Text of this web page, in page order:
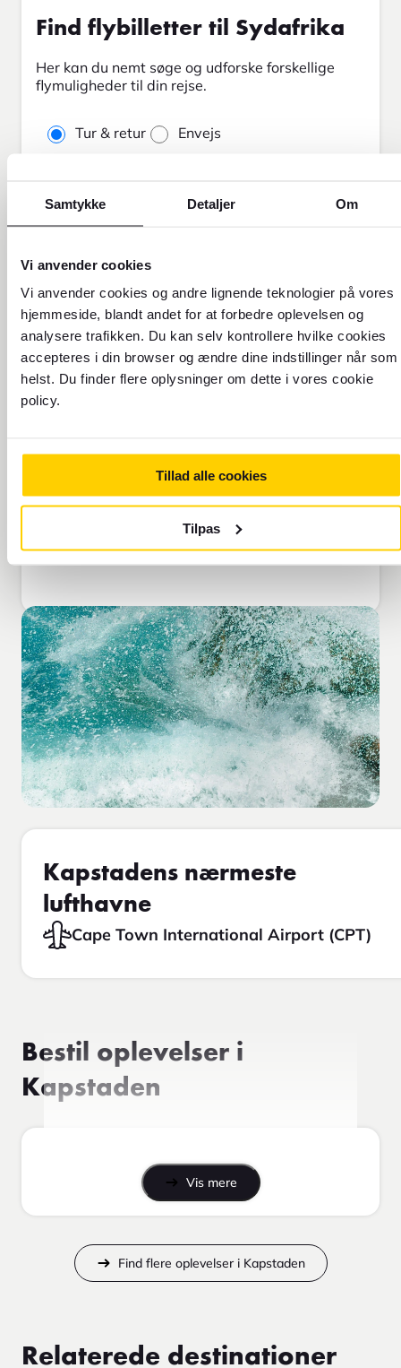
Samtykke Detaljer Om
Vi anvender cookies
Vi anvender cookies og andre lignende teknologier på vores
hjemmeside, blandt andet for at forbedre oplevelsen og
analysere trafikken. Du kan selv kontrollere hvilke cookies
accepteres i din browser og ændre dine indstillinger når som
helst. Du finder flere oplysninger om dette i vores cookie
policy.
Tillad alle cookies
Tilpas
Find flybilletter til Sydafrika
Her kan du nemt søge og udforske forskellige
flymuligheder til din rejse.
Tur & retur Envejs
Til
Rejsedato
7.8.2026
Retur
Rejsende
Søg
Kapstadens nærmeste
lufthavne
Cape Town International Airport (CPT)
Bestil oplevelser i
Kapstaden
Vis mere
Find flere oplevelser i Kapstaden
Relaterede destinationer